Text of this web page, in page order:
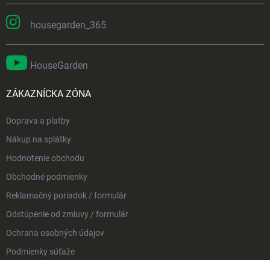
housegarden_365
HouseGarden
ZÁKAZNÍCKA ZÓNA
Doprava a platby
Nákup na splátky
Hodnotenie obchodu
Obchodné podmienky
Reklamačný poriadok / formulár
Odstúpenie od zmluvy / formulár
Ochrana osobných údajov
Podmienky súťaže